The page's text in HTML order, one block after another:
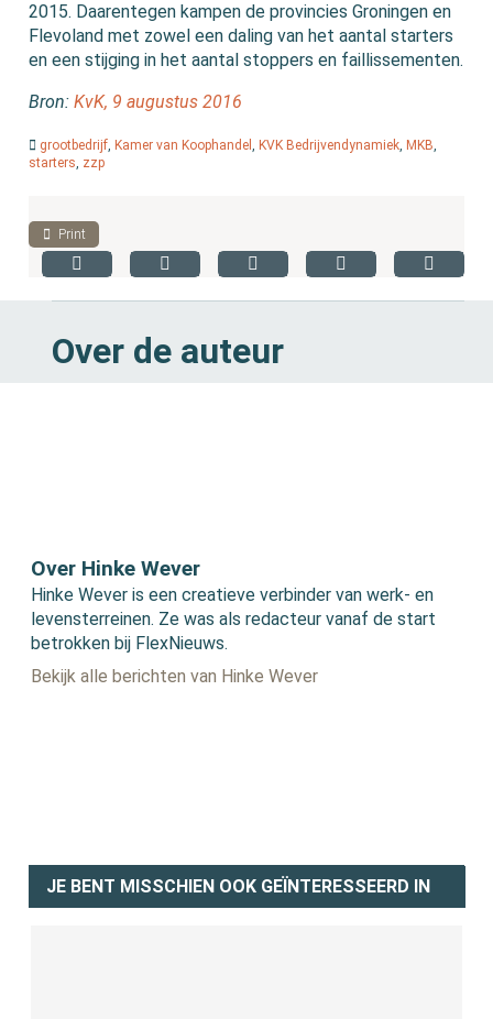
2015. Daarentegen kampen de provincies Groningen en
Flevoland met zowel een daling van het aantal starters
en een stijging in het aantal stoppers en faillissementen.
Bron:KvK, 9 augustus 2016
grootbedrijf,Kamer van Koophandel,KVK Bedrijvendynamiek,MKB,
starters, zzp
Print
Over de auteur
Over Hinke Wever
Hinke Wever is een creatieve verbinder van werk- en
levensterreinen. Ze was als redacteur vanaf de start
betrokken bij FlexNieuws.
Bekijk alle berichten van Hinke Wever
JE BENT MISSCHIEN OOK GEÏNTERESSEERD IN